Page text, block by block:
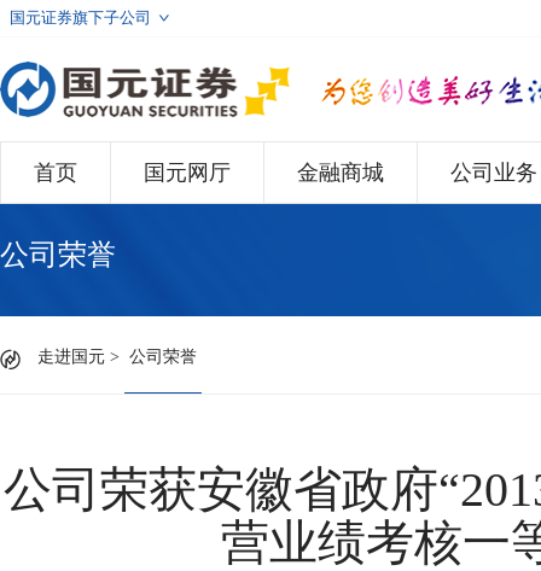
国元证券旗下子公司
首页 国元网厅 金融商城 公司业务
公司荣誉
走进国元 > 公司荣誉
公司荣获安徽省政府
营业绩考核一